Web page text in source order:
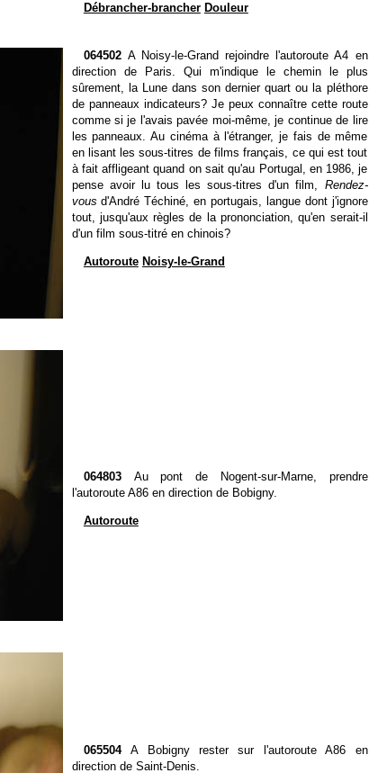
Débrancher-brancher Douleur
064502 A Noisy-le-Grand rejoindre l'autoroute A4 en
direction de Paris. Qui m'indique le chemin le plus
sûrement, la Lune dans son dernier quart ou la pléthore
de panneaux indicateurs? Je peux connaître cette route
comme si je l'avais pavée moi-même, je continue de lire
les panneaux. Au cinéma à l'étranger, je fais de même
en lisant les sous-titres de films français, ce qui est tout
à fait affligeant quand on sait qu'au Portugal, en 1986, je
pense avoir lu tous les sous-titres d'un film, Rendez-
vous d'André Téchiné, en portugais, langue dont j'ignore
tout, jusqu'aux règles de la prononciation, qu'en serait-il
d'un film sous-titré en chinois?
Autoroute Noisy-le-Grand
064803 Au pont de Nogent-sur-Marne, prendre
l'autoroute A86 en direction de Bobigny.
Autoroute
065504A Bobigny rester sur l'autoroute A86 en
direction de Saint-Denis.